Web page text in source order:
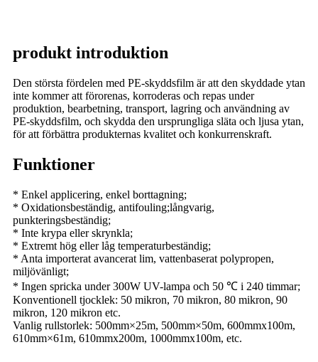
produkt introduktion
Den största fördelen med PE-skyddsfilm är att den skyddade ytan
inte kommer att förorenas, korroderas och repas under
produktion, bearbetning, transport, lagring och användning av
PE-skyddsfilm, och skydda den ursprungliga släta och ljusa ytan,
för att förbättra produkternas kvalitet och konkurrenskraft.
Funktioner
* Enkel applicering, enkel borttagning;
* Oxidationsbeständig, antifouling;långvarig,
punkteringsbeständig;
* Inte krypa eller skrynkla;
* Extremt hög eller låg temperaturbeständig;
* Anta importerat avancerat lim, vattenbaserat polypropen,
miljövänligt;
* Ingen spricka under 300W UV-lampa och 50 ℃ i 240 timmar;
Konventionell tjocklek: 50 mikron, 70 mikron, 80 mikron, 90
mikron, 120 mikron etc.
Vanlig rullstorlek: 500mm×25m, 500mm×50m, 600mmx100m,
610mm×61m, 610mmx200m, 1000mmx100m, etc.